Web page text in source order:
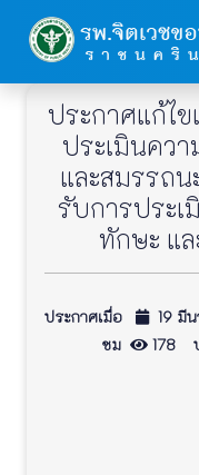
ประกาศแก้ไ
ประเมินคว
และสมรรถน
รับการประ
ทักษะ แ
ประกาศเมื่อ
19 มีน
ชม
178